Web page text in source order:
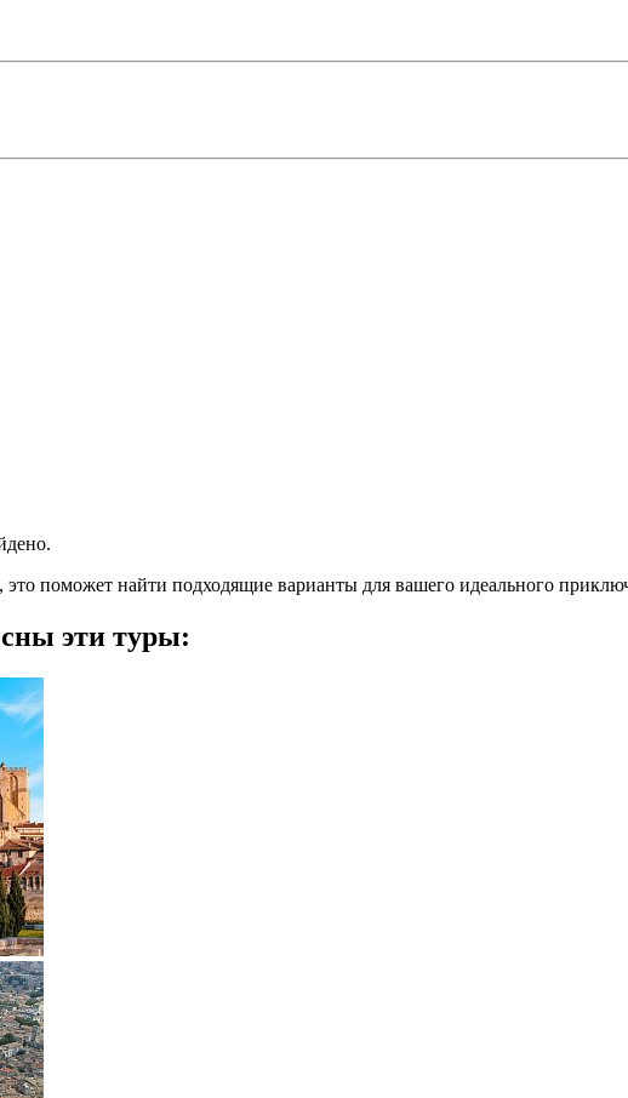
поможет найти подходящие варианты для вашего идеального
эти туры: